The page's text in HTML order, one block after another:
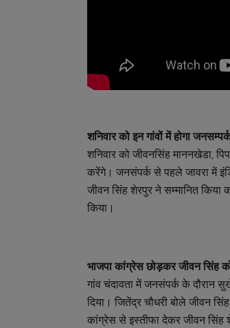
शनिवार को इन गांवों में होगा जनसम्पर्क
शनिवार को जीवनसिंह माननखेडा,
करेंगे। जनसंपर्क से पहले जावरा में
जीवन सिंह शेरपुर ने सम्मानित किया
किया।
भाजपा कांग्रेस छोड़कर जीवन सिंह
गांव चंदावता में जनसंपर्क के दौरान
दिया। जितेंद्र चौधरी बोले जीवन
कांग्रेस से इस्तीफा देकर जीवन सिंह